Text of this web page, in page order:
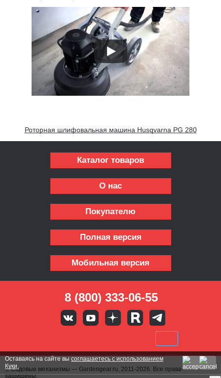
Роторная шлифовальная машина Husqvarna PG 280
Каталог товаров
О нас
Покупателю
Полная версия
Мобильная версия
8 (800) 333-06-55
© Садовые механизмы — Gardengear.ru, 2011-2026. Все права
защищены.
Оставаясь на сайте вы соглашаетесь с использованием
Куки.